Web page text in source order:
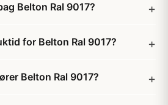
Belton Ral 9017?
for Belton Ral 9017?
Belton Ral 9017?